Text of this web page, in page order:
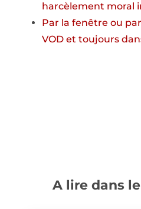
harcèlement moral
Par la fenêtre ou
VOD et toujours
A lire dans